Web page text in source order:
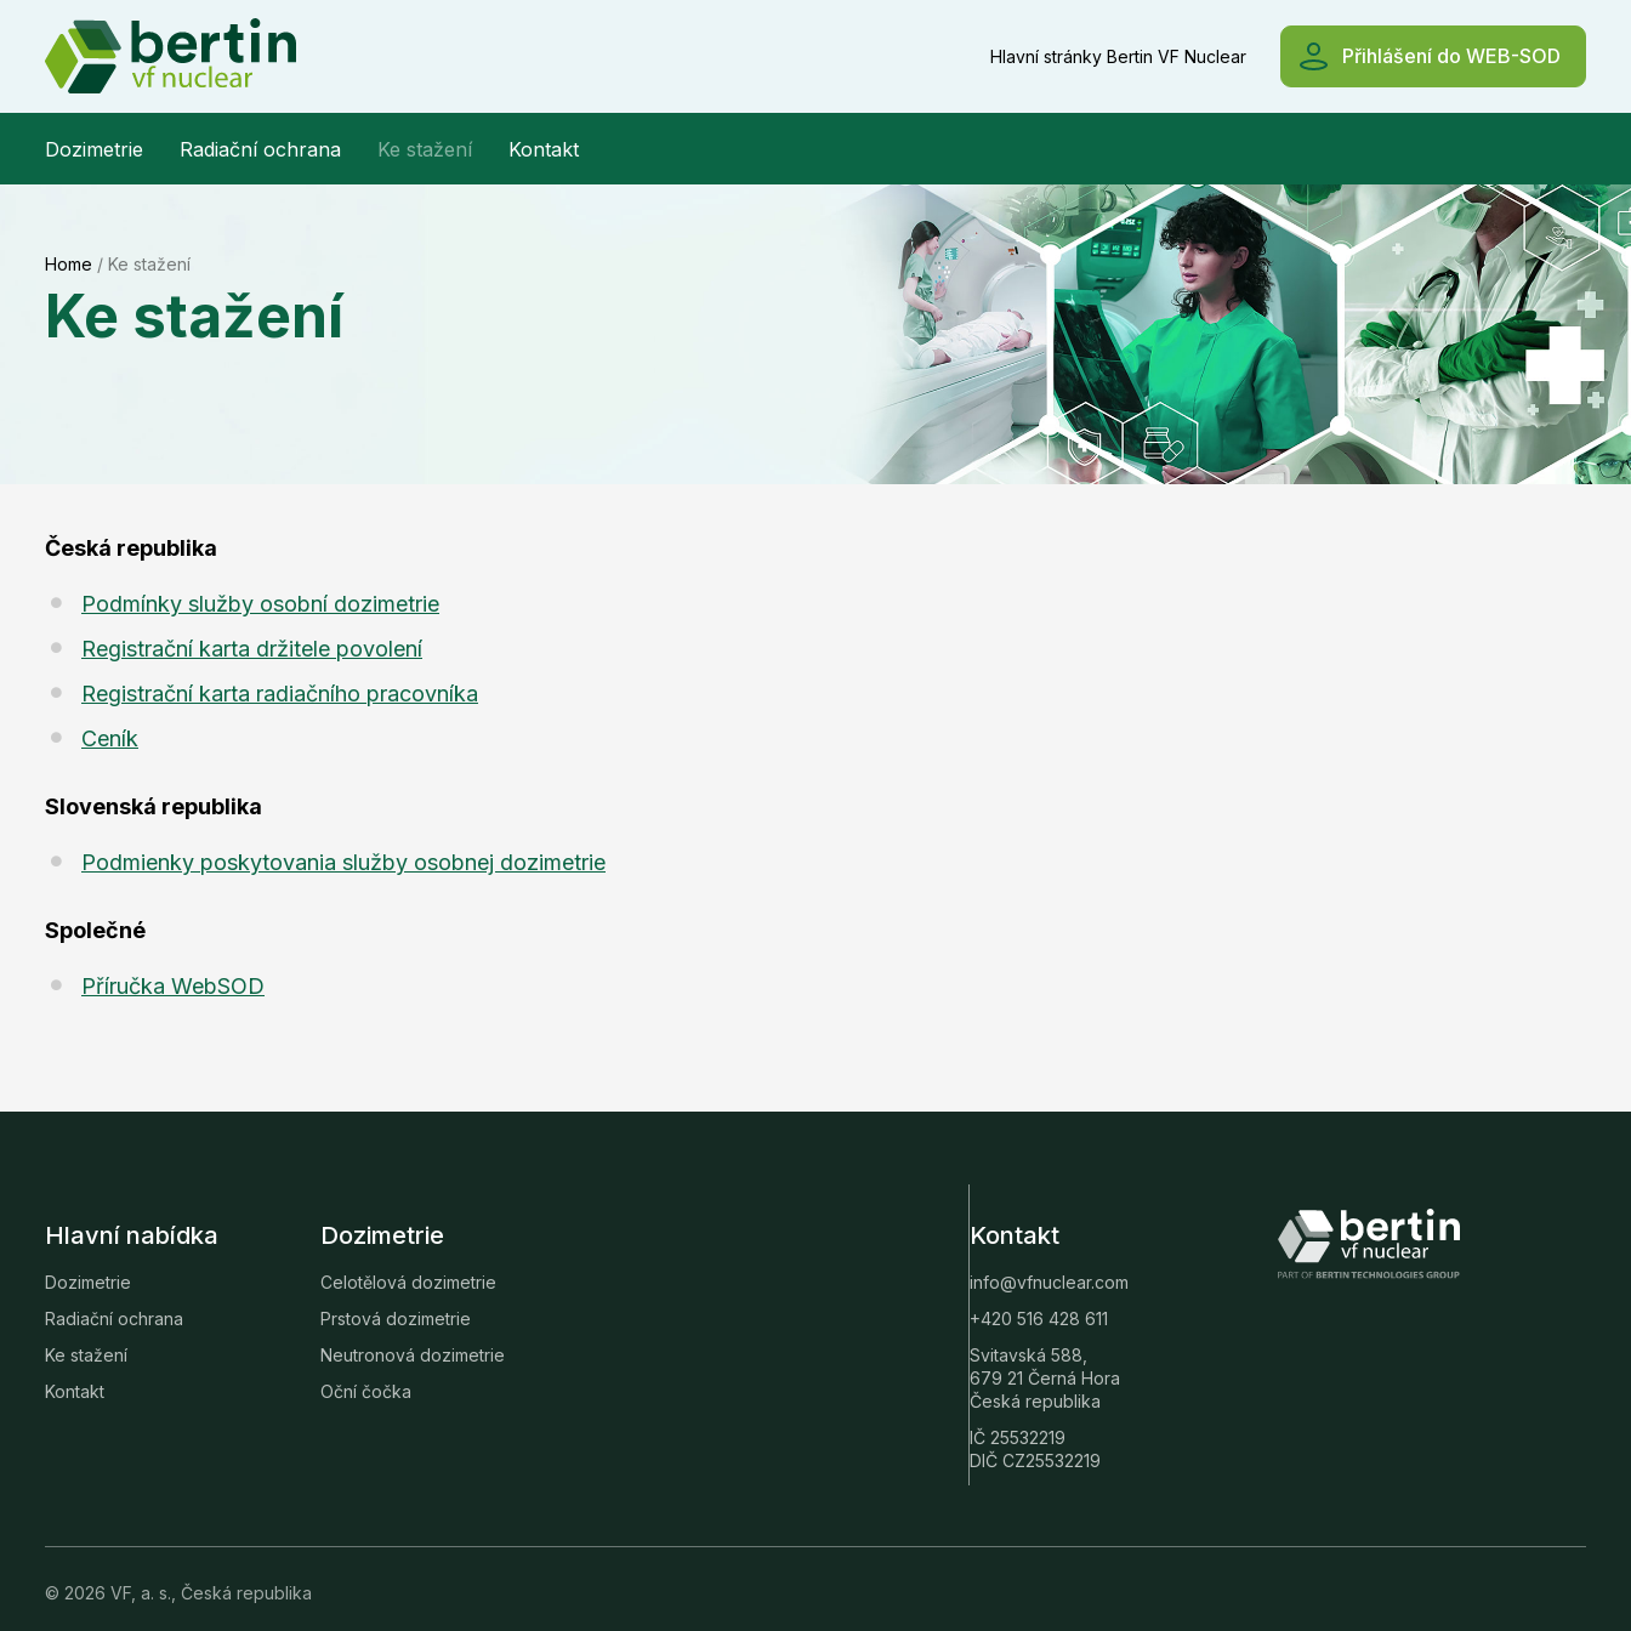
Hlavní stránky Bertin VF Nuclear Přihlášení do WEB-SOD
Dozimetrie Radiační ochrana Ke stažení Kontakt
Home / Ke stažení
Ke stažení
Česká republika
Podmínky služby osobní dozimetrie
Registrační karta držitele povolení
Registrační karta radiačního pracovníka
Ceník
Slovenská republika
Podmienky poskytovania služby osobnej dozimetrie
Společné
Příručka WebSOD
Hlavní nabídka
Dozimetrie
Radiační ochrana
Ke stažení
Kontakt
Dozimetrie
Celotělová dozimetrie
Prstová dozimetrie
Neutronová dozimetrie
Oční čočka
Kontakt
info@vfnuclear.com
+420 516 428 611
Svitavská 588,
679 21 Černá Hora
Česká republika
IČ 25532219
DIČ CZ25532219
© 2026 VF, a. s., Česká republika